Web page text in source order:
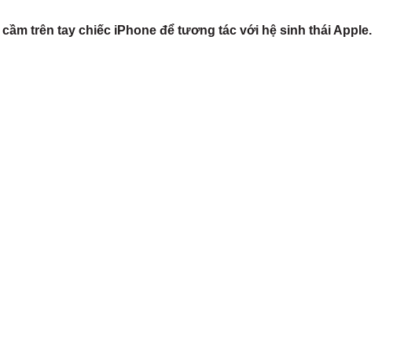
trên tay chiếc iPhone để tương tác với hệ sinh thái Apple.